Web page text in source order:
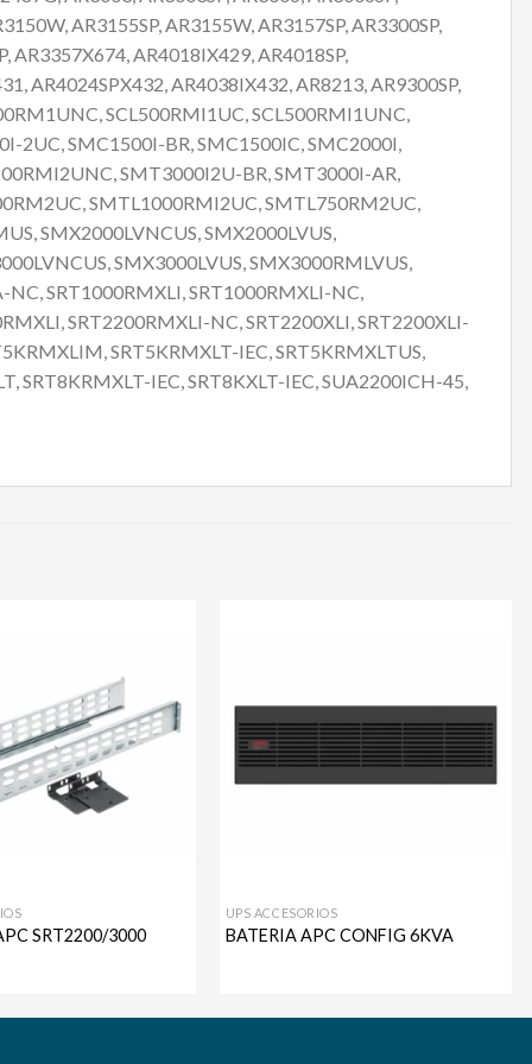
AR3155SP, AR3155W, AR3157SP, AR3300SP,
AR3357X674, AR4018IX429, AR4018SP,
AR4024SPX432, AR4038IX432, AR8213, AR9300SP,
SCL500RMI1UC, SCL500RMI1UNC,
2UC, SMC1500I-BR, SMC1500IC, SMC2000I,
SMT3000I2U-BR, SMT3000I-AR,
SMTL1000RMI2UC, SMTL750RM2UC,
SMX2000LVNCUS, SMX2000LVUS,
SMX3000LVUS, SMX3000RMLVUS,
NC, SRT1000RMXLI, SRT1000RMXLI-NC,
SRT2200RMXLI-NC, SRT2200XLI, SRT2200XLI-
SRT5KRMXLT-IEC, SRT5KRMXLTUS,
SRT8KRMXLT-IEC, SRT8KXLT-IEC, SUA2200ICH-45,
lista de
deseos
SRT2200/3000
UPS ACCESORIOS
BATERIA APC CONFIG 6KVA